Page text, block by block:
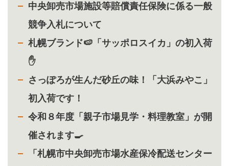
中央卸売市場施設等賠償責任保険に係る一般
競争入札について
札幌ブランド🍉「サッポロスイカ」の初入荷
✋
さっぽろが生んだ砂丘の味！「大浜みやこ」
初入荷です！
令和８年度「親子市場見学・料理教室」が開
催されます🍳
「札幌市中央卸売市場水産保冷配送センター